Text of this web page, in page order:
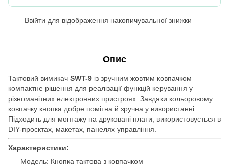
Ввійти для відображення накопичувальної знижки
Опис
Тактовий вимикач SWT-9 із зручним жовтим ковпачком —
компактне рішення для реалізації функцій керування у
різноманітних електронних пристроях. Завдяки кольоровому
ковпачку кнопка добре помітна й зручна у використанні.
Підходить для монтажу на друковані плати, використовується в
DIY-проєктах, макетах, панелях управління.
Характеристики:
Модель: Кнопка тактова з ковпачком